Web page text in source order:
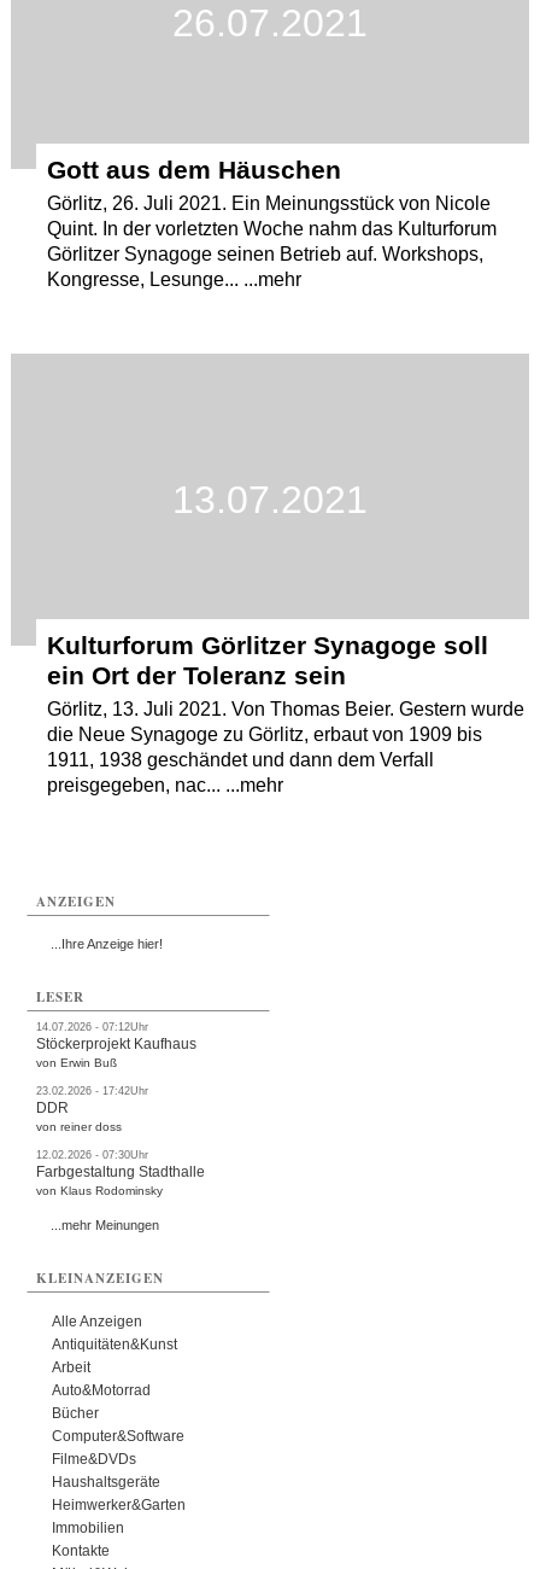
26.07.2021
Gott aus dem Häuschen
Görlitz, 26. Juli 2021. Ein Meinungsstück von Nicole
Quint. In der vorletzten Woche nahm das Kulturforum
Görlitzer Synagoge seinen Betrieb auf. Workshops,
Kongresse, Lesunge... ...mehr
13.07.2021
Kulturforum Görlitzer Synagoge soll
ein Ort der Toleranz sein
Görlitz, 13. Juli 2021. Von Thomas Beier. Gestern wurde
die Neue Synagoge zu Görlitz, erbaut von 1909 bis
1911, 1938 geschändet und dann dem Verfall
preisgegeben, nac... ...mehr
ANZEIGEN
...Ihre Anzeige hier!
LESER
14.07.2026 - 07:12Uhr
Stöckerprojekt Kaufhaus
von Erwin Buß
23.02.2026 - 17:42Uhr
DDR
von reiner doss
12.02.2026 - 07:30Uhr
Farbgestaltung Stadthalle
von Klaus Rodominsky
...mehr Meinungen
KLEINANZEIGEN
Alle Anzeigen
Antiquitäten&Kunst
Arbeit
Auto&Motorrad
Bücher
Computer&Software
Filme&DVDs
Haushaltsgeräte
Heimwerker&Garten
Immobilien
Kontakte